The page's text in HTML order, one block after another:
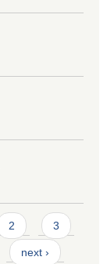
2 3
next ›